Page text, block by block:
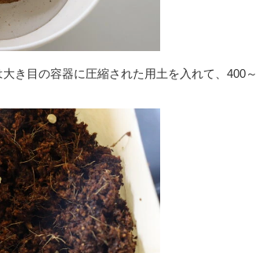
き目の容器に圧縮された用土を入れて、400～